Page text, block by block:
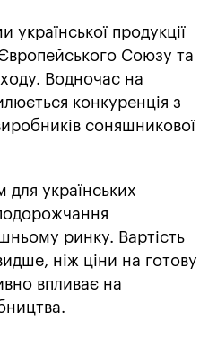
продукції
Союзу та
Водночас на
конкуренція з
соняшникової
українських
ринку. Вартість
ніж ціни на готову
впливає на